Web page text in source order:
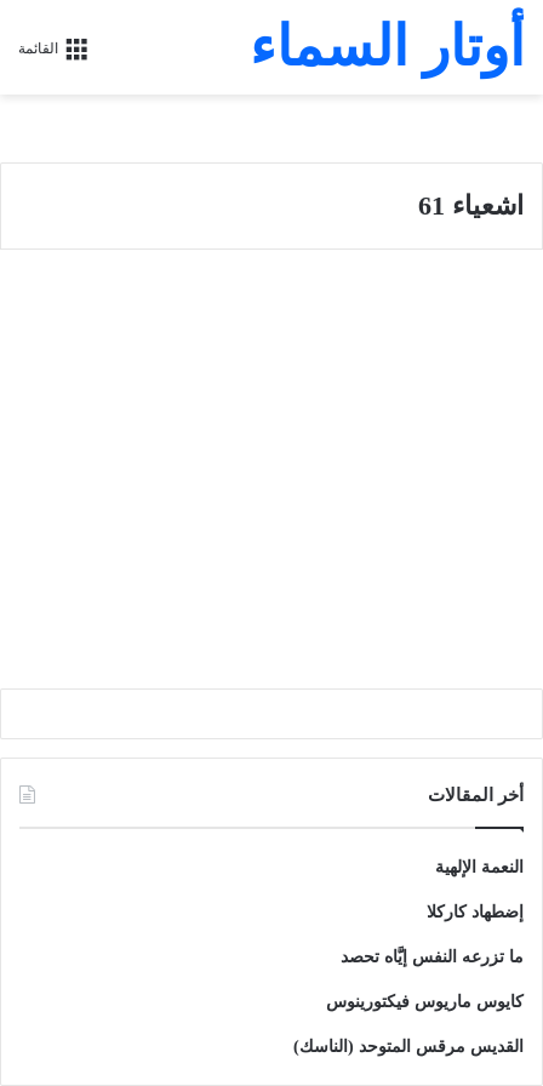
القائمة أوتار السماء
اشعياء 61
أخر المقالات
النعمة الإلهية
إضطهاد كاركلا
ما تزرعه النفس إيَّاه تحصد
كايوس ماريوس فيكتورينوس
القديس مرقس المتوحد (الناسك)